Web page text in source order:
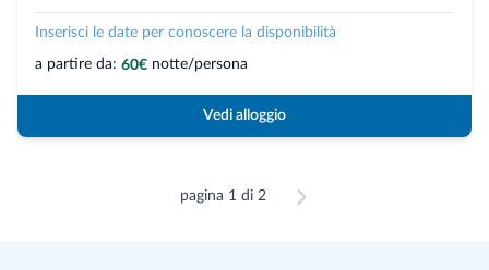
Inserisci le date per conoscere la disponibilità
a partire da: 60€ notte/persona
Vedi alloggio
pagina 1 di 2